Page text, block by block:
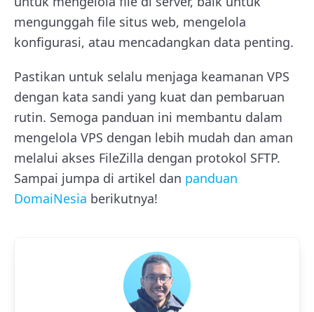
mengunggah file situs web, mengelola
konfigurasi, atau mencadangkan data penting.
Pastikan untuk selalu menjaga keamanan VPS
dengan kata sandi yang kuat dan pembaruan
rutin. Semoga panduan ini membantu dalam
mengelola VPS dengan lebih mudah dan aman
melalui akses FileZilla dengan protokol SFTP.
Sampai jumpa di artikel dan panduan
DomaiNesia berikutnya!